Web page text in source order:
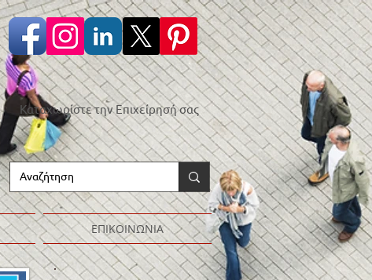
Καταχωρίστε την Επιχείρησή σας
ΕΠΙΚΟΙΝΩΝΙΑ